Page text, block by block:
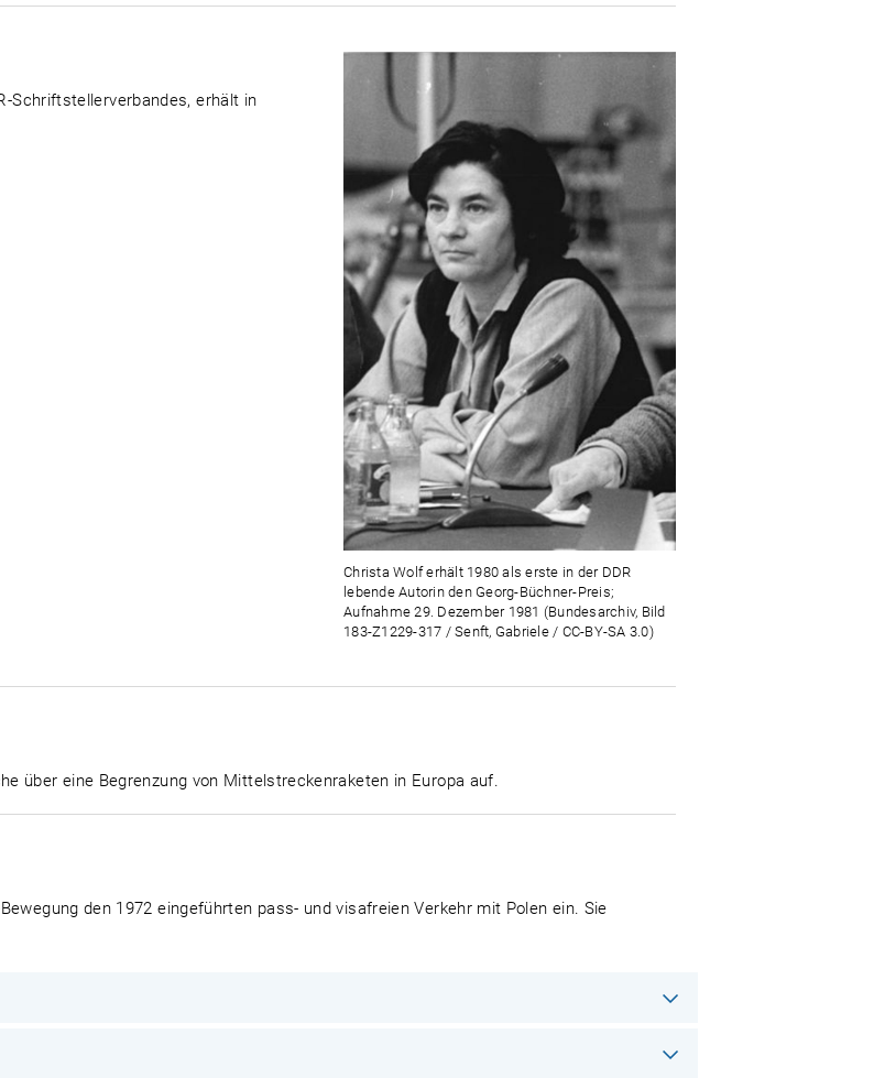
Christa Wolf erhält 1980 als erste in der DDR
lebende Autorin den Georg-Büchner-Preis;
Aufnahme 29. Dezember 1981 (Bundesarchiv, Bild
183-Z1229-317 / Senft, Gabriele / CC-BY-SA 3.0)
Schriftstellerverbandes, erhält in
über eine Begrenzung von Mittelstreckenraketen in Europa auf.
den 1972 eingeführten pass- und visafreien Verkehr mit Polen ein. Sie